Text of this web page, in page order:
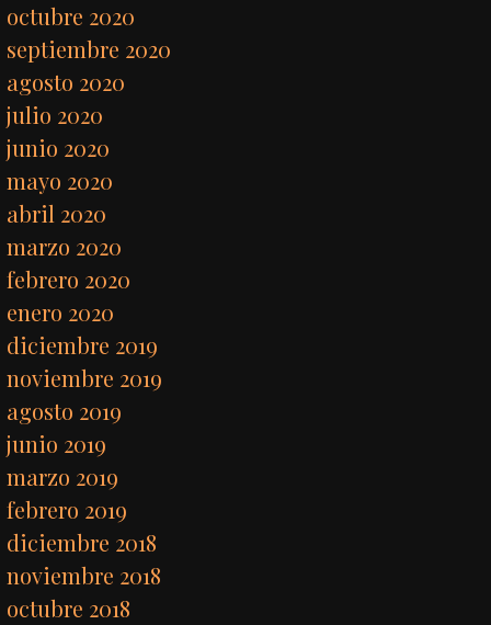
octubre 2020
septiembre 2020
agosto 2020
julio 2020
junio 2020
mayo 2020
abril 2020
marzo 2020
febrero 2020
enero 2020
diciembre 2019
noviembre 2019
agosto 2019
junio 2019
marzo 2019
febrero 2019
diciembre 2018
noviembre 2018
octubre 2018